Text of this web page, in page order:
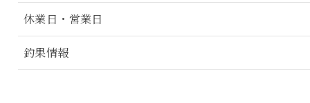
休業日・営業日
釣果情報